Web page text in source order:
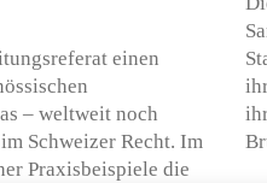
einen
– weltweit noch
Schweizer Recht. Im
Praxisbeispiele die